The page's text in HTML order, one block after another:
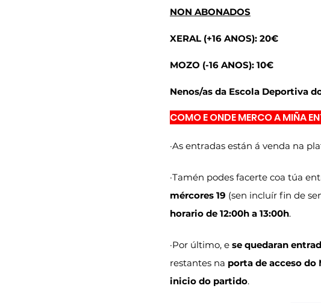
NON ABONADOS
XERAL (+16 ANOS): 20€
MOZO (-16 ANOS): 10€
Nenos/as da Escola Deportiva
COMO E ONDE MERCO A MIÑA
·As entradas están á venda na
·Tamén podes facerte coa túa
mércores 19 (sen incluír fin de
horario de 12:00h a 13:00h.
·Por último, e se quedaran
restantes na porta de acceso
inicio do partido.